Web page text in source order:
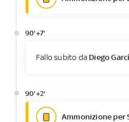
90'+7'
Fallo subito da Diego
90'+2'
Ammonizione per